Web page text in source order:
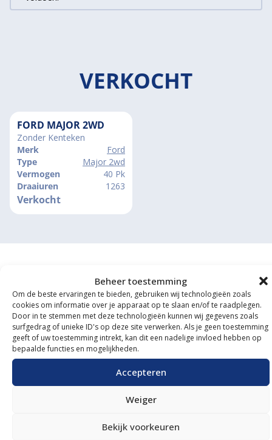
Beheer toestemming
Om de beste ervaringen te bieden, gebruiken wij technologieën zoals
cookies om informatie over je apparaat op te slaan en/of te raadplegen.
Door in te stemmen met deze technologieën kunnen wij gegevens zoals
surfgedrag of unieke ID's op deze site verwerken. Als je geen toestemming
geeft of uw toestemming intrekt, kan dit een nadelige invloed hebben op
bepaalde functies en mogelijkheden.
Accepteren
Weiger
Bekijk voorkeuren
VERKOCHT
FORD MAJOR 2WD
Zonder Kenteken
Merk
Ford
Type
Major 2wd
Vermogen
40 Pk
Draaiuren
1263
Verkocht
Onze showroom
bezoeken?
De koffie staat klaar!